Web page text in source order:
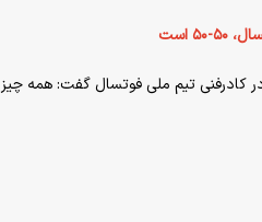
است
گفت: همه چیز ۵۰-۵۰ است و به‌زودی همه چیز مشخص می‌شود.